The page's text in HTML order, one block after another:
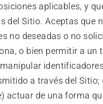
aplicables, y
del Sitio. Aceptas que
no deseadas o no
o bien permitir a
a través del
actuar de una forma